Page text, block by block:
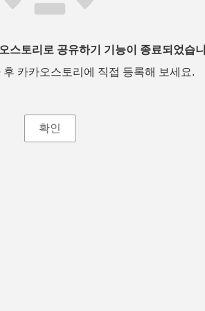
스토리로 공유하기 기능이 종료되었습
카카오스토리에 직접 등록해 보세요.
확인